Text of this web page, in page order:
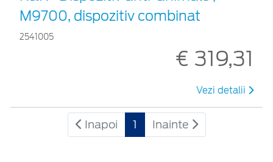
M9700, dispozitiv combinat
2541005
€ 319,31
Vezi detalii
Inapoi 1 Inainte